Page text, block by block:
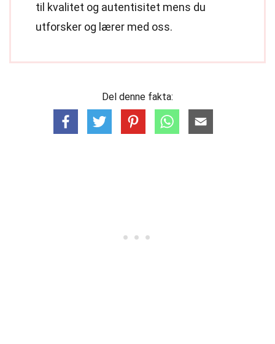
til kvalitet og autentisitet mens du
utforsker og lærer med oss.
Del denne fakta: